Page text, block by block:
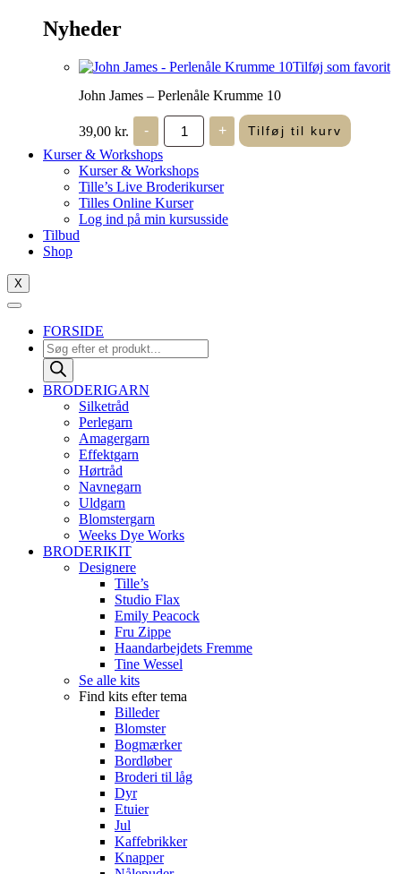
Nyheder
Tilføj som favorit
John James – Perlenåle Krumme 10
39,00 kr. -
John
James
-
Perlenåle
Krumme
10
antal
+ Tilføj til kurv
Kurser & Workshops
Kurser & Workshops
Tille’s Live Broderikurser
Tilles Online Kurser
Log ind på min kursusside
Tilbud
Shop
X
FORSIDE
Products
search
BRODERIGARN
Silketråd
Perlegarn
Amagergarn
Effektgarn
Hørtråd
Navnegarn
Uldgarn
Blomstergarn
Weeks Dye Works
BRODERIKIT
Designere
Tille’s
Studio Flax
Emily Peacock
Fru Zippe
Haandarbejdets Fremme
Tine Wessel
Se alle kits
Find kits efter tema
Billeder
Blomster
Bogmærker
Bordløber
Broderi til låg
Dyr
Etuier
Jul
Kaffebrikker
Knapper